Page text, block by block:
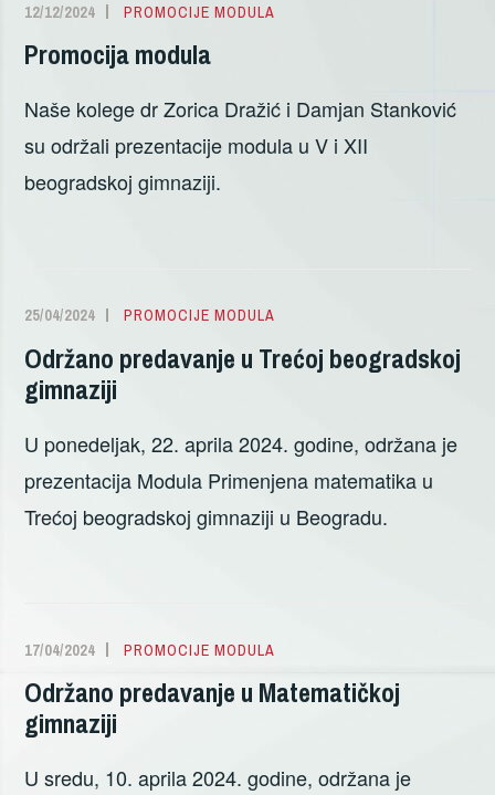
12/12/2024
ALEKSANDRA
PROMOCIJE MODULA
Promocija modula
Naše kolege dr Zorica Dražić i Damjan Stanković
su održali prezentacije modula u V i XII
beogradskoj gimnaziji.
25/04/2024
SANDRA
PROMOCIJE MODULA
Održano predavanje u Trećoj beogradskoj
gimnaziji
U ponedeljak, 22. aprila 2024. godine, održana je
prezentacija Modula Primenjena matematika u
Trećoj beogradskoj gimnaziji u Beogradu.
17/04/2024
SANDRA
ŽIVANOVIĆ
PROMOCIJE MODULA
Održano predavanje u Matematičkoj
gimnaziji
U sredu, 10. aprila 2024. godine, održana je